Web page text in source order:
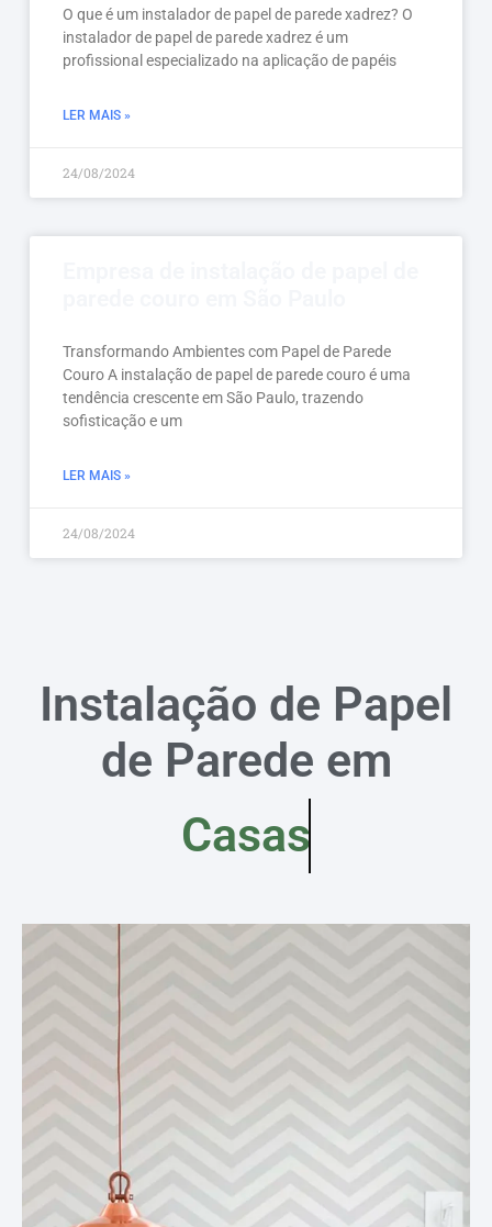
O que é um instalador de papel de parede xadrez? O
instalador de papel de parede xadrez é um
profissional especializado na aplicação de papéis
LER MAIS »
24/08/2024
Transformando Ambientes com Papel de Parede
Couro A instalação de papel de parede couro é uma
tendência crescente em São Paulo, trazendo
sofisticação e um
LER MAIS »
24/08/2024
Instalação de Papel
de Parede em
Casas